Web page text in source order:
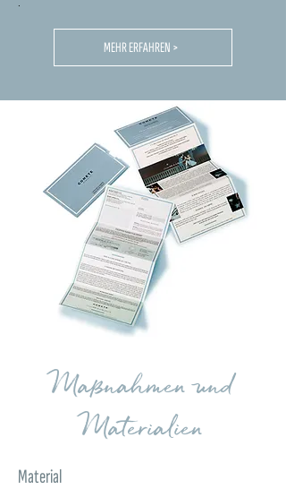
MEHR ERFAHREN >
Maßnahmen und
Materialien
Material